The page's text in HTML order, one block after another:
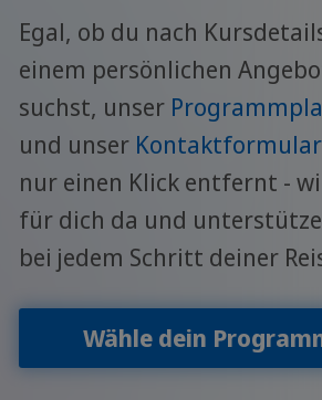
Egal, ob du nach
einem persönlichen
suchst, unser
und unser Kontaktformular
nur einen Klick entfernt -
für dich da und
bei jedem Schritt deiner
Wähle dein Programm
Wähle dein